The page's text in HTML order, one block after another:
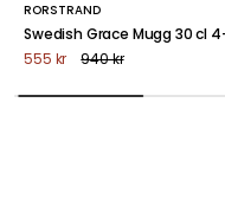
RÖRSTRAND
Swedish Grace Mugg 30 cl
555 kr
940 kr